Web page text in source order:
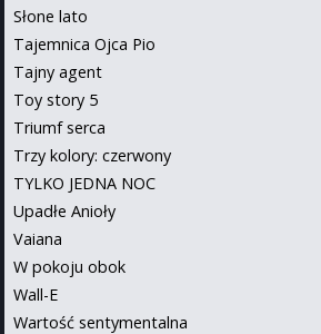
Słone lato
Tajemnica Ojca Pio
Tajny agent
Toy story 5
Triumf serca
Trzy kolory: czerwony
TYLKO JEDNA NOC
Upadłe Anioły
Vaiana
W pokoju obok
Wall-E
Wartość sentymentalna